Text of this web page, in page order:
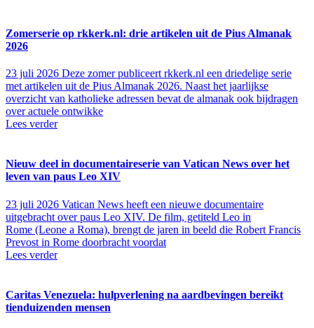
Zomerserie op rkkerk.nl: drie artikelen uit de Pius Almanak
2026
23 juli 2026 Deze zomer publiceert rkkerk.nl een driedelige serie
met artikelen uit de Pius Almanak 2026. Naast het jaarlijkse
overzicht van katholieke adressen bevat de almanak ook bijdragen
over actuele ontwikke
Lees verder
Nieuw deel in documentaireserie van Vatican News over het
leven van paus Leo XIV
23 juli 2026 Vatican News heeft een nieuwe documentaire
uitgebracht over paus Leo XIV. De film, getiteld Leo in
Rome (Leone a Roma), brengt de jaren in beeld die Robert Francis
Prevost in Rome doorbracht voordat
Lees verder
Caritas Venezuela: hulpverlening na aardbevingen bereikt
tienduizenden mensen